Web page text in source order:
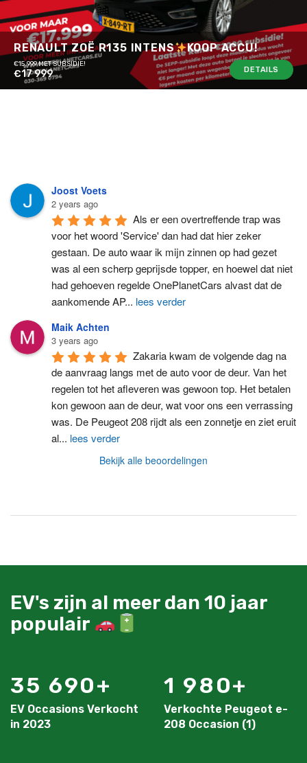
RENAULT ZOË R135 INTENS KOOP ACCU!
€15.999 MET SUBSIDIE!
€17 999 DETAILS
Joost Voets
2 years ago
Als er een overtreffende trap was
voor het woord 'Service' dan had dat hier zeker
gestaan. De auto waar ik mijn zinnen op had gezet
was al een scherp geprijsde topper, en hoewel dat niet
had gehoeven regelde OnePlanetCars alvast dat de
aankomende AP... lees verder
Maik Achten
3 years ago
Zakaria kwam de volgende dag na
de aanvraag langs met de auto voor de deur. Van het
regelen tot het afleveren was gewoon top. Het betalen
kon gewoon aan de deur, wat voor ons een verrassing
was. De Peugeot 208 rijdt als een zonnetje en ziet eruit
al... lees verder
Bekijk alle beoordelingen
EV's zijn al meer dan 10 jaar
populair
35 690
EV Occasions Verkocht
in 2023
1 980
Verkochte Peugeot e-
208 Occasion (1)